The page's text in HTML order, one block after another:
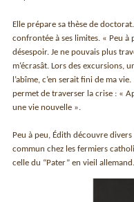
Elle prépare sa thèse de
confrontée à ses limites. « Peu à
désespoir. Je ne pouvais plus
m‘écrasât. Lors des excursions,
l’abîme, c’en serait fini de ma
permet de traverser la crise : «
une vie nouvelle ».
Peu à peu, Édith découvre
commun chez les fermiers
celle du “Pater” en vieil allemand.